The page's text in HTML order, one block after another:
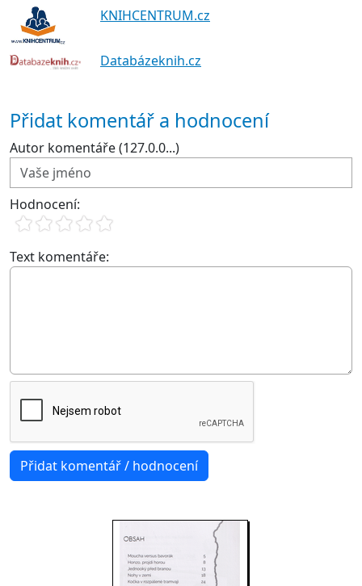
KNIHCENTRUM.cz
Databázeknih.cz
Přidat komentář a hodnocení
Autor komentáře (127.0.0...)
Hodnocení:
Text komentáře: